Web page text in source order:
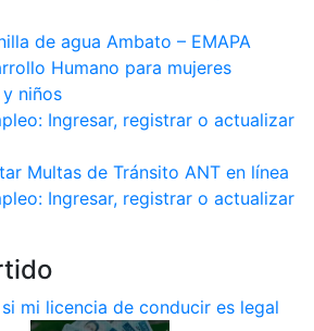
de agua Ambato – EMAPA
Humano para mujeres
niños
Ingresar, registrar o actualizar
Multas de Tránsito ANT en línea
Ingresar, registrar o actualizar
mi licencia de conducir es legal